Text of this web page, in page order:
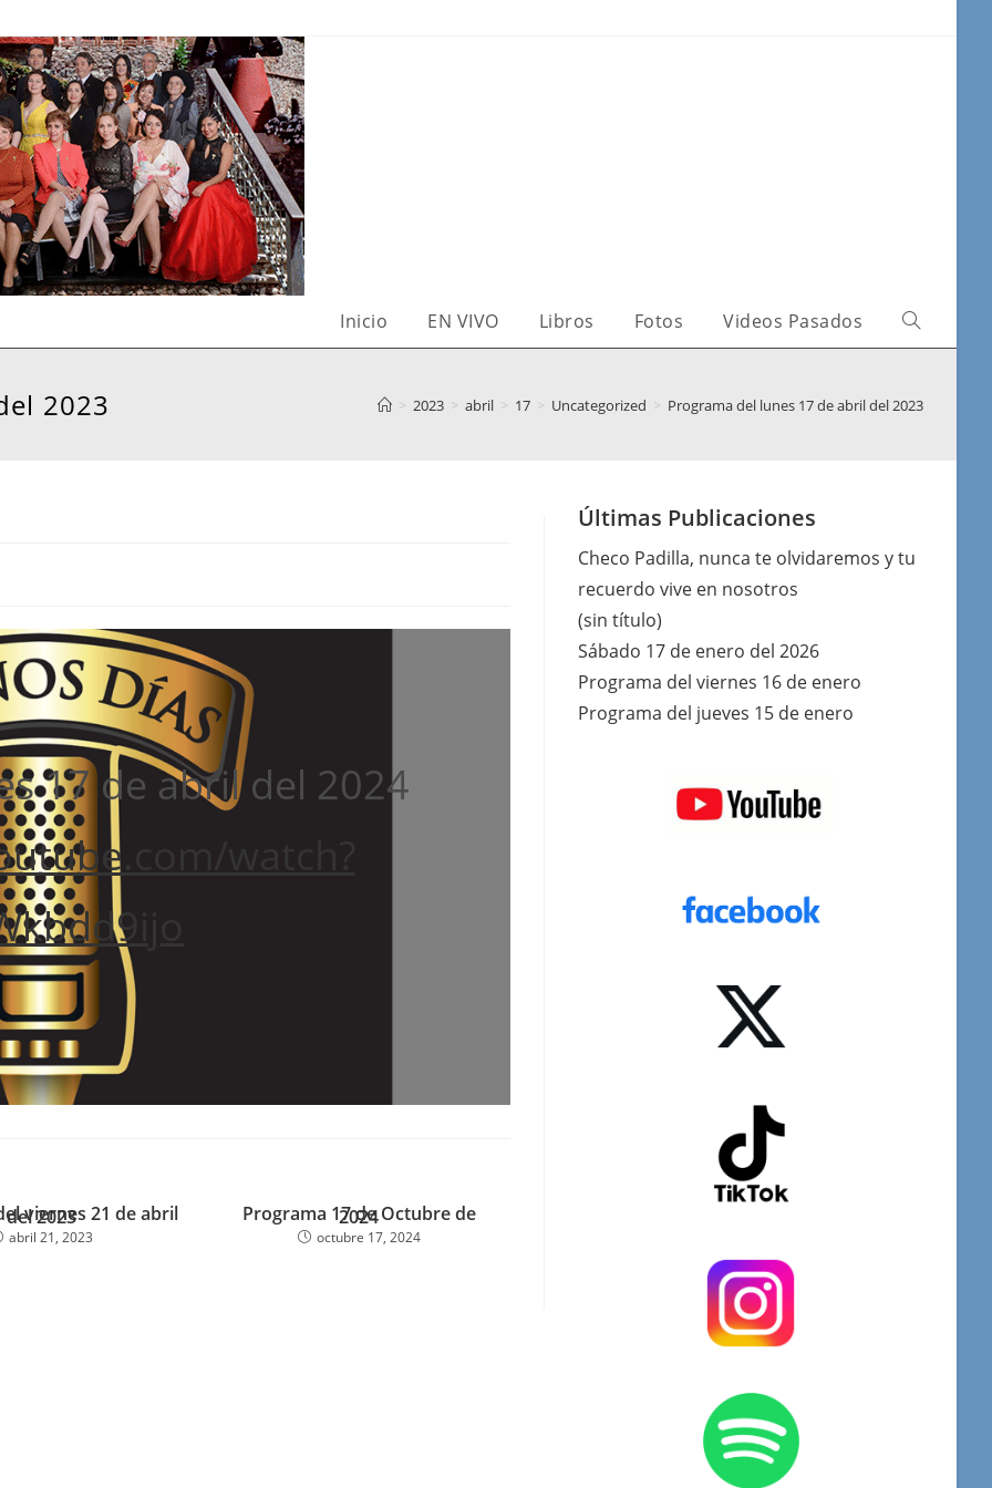
Inicio EN VIVO Libros Fotos Videos Pasados
2023 > 2023 > abril > 17 > Uncategorized > Programa del lunes 17 de abril del 2023
17 de abril del 2024
watch?
viernes 21 de abril
del 2023
abril 21, 2023
Programa 17 de Octubre de
2024
octubre 17, 2024
Últimas Publicaciones
Checo Padilla, nunca te olvidaremos y tu
recuerdo vive en nosotros
(sin título)
Sábado 17 de enero del 2026
Programa del viernes 16 de enero
Programa del jueves 15 de enero